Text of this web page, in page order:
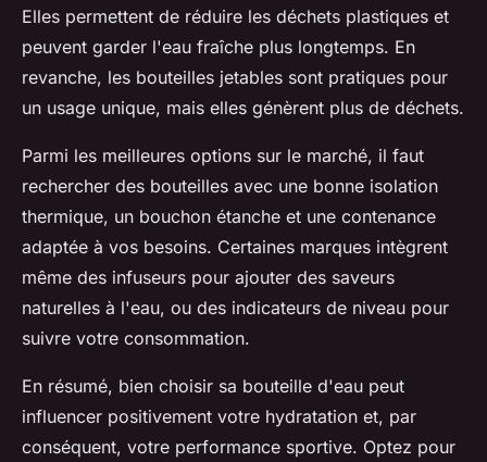
Elles permettent de réduire les déchets plastiques et
peuvent garder l'eau fraîche plus longtemps. En
revanche, les bouteilles jetables sont pratiques pour
un usage unique, mais elles génèrent plus de déchets.
Parmi les meilleures options sur le marché, il faut
rechercher des bouteilles avec une bonne isolation
thermique, un bouchon étanche et une contenance
adaptée à vos besoins. Certaines marques intègrent
même des infuseurs pour ajouter des saveurs
naturelles à l'eau, ou des indicateurs de niveau pour
suivre votre consommation.
En résumé, bien choisir sa bouteille d'eau peut
influencer positivement votre hydratation et, par
conséquent, votre performance sportive. Optez pour